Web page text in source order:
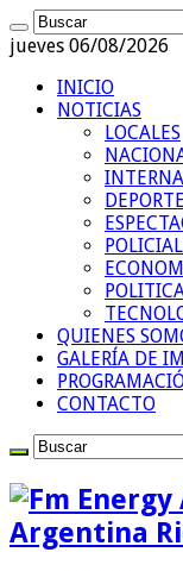
jueves 06/08/2026
INICIO
NOTICIAS
LOCALES
QUIENES
GALERÍA DE
CONTACTO
Argentina